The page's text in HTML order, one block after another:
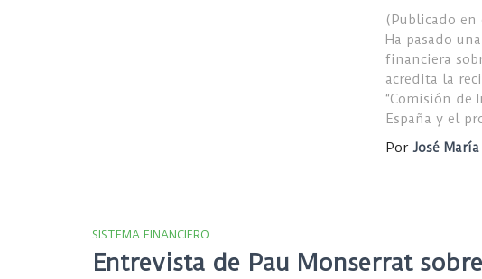
(Publicado en
Ha pasado
financiera
acredita la
“Comisión de
España y el
Por José
SISTEMA FINANCIERO
Entrevista de Pau Monserrat